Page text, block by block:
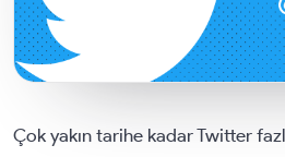
Çok yakın tarihe kadar Twitter